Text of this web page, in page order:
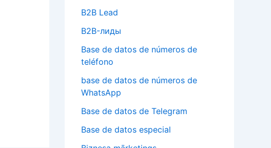
B2B Lead
B2B-лиды
Base de datos de números de
teléfono
base de datos de números de
WhatsApp
Base de datos de Telegram
Base de datos especial